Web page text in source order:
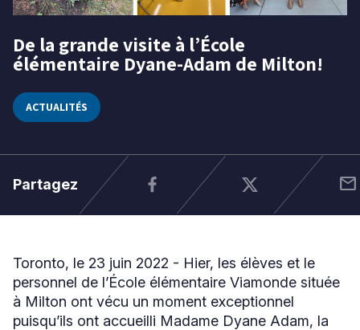
Niveau
Élémentaire
Secondaire
RECHERCHER
23
juin
De la grande visite à l’École
élémentaire Dyane-Adam de Milton!
ACTUALITÉS
Partagez mail
Toronto, le 23 juin 2022 - Hier, les élèves et le
personnel de l’École élémentaire Viamonde située
à Milton ont vécu un moment exceptionnel
puisqu’ils ont accueilli Madame Dyane Adam, la